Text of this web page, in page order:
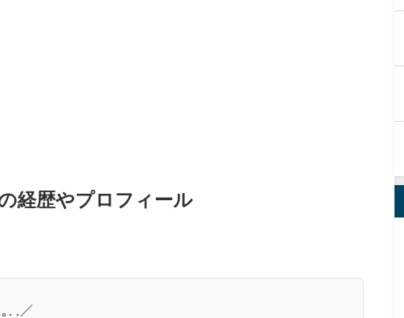
経歴やプロフィール
. .／